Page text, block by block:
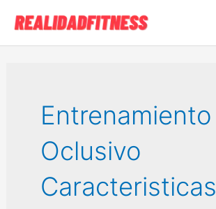
contenido
Entrenamiento
Oclusivo
Caracteristicas